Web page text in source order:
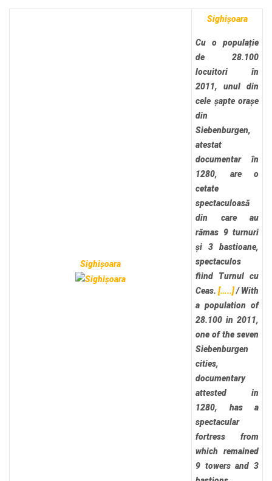
Sighișoara
Sighișoara
Cu o populație
de 28.100
locuitori în
2011, unul din
cele șapte orașe
din
Siebenburgen,
atestat
documentar în
1280, are o
cetate
spectaculoasă
din care au
rămas 9 turnuri
și 3 bastioane,
spectaculos
fiind Turnul cu
Ceas. […..]/With
a population of
28.100 in 2011,
one of the seven
Siebenburgen
cities,
documentary
attested in
1280, has a
spectacular
fortress from
which remained
9 towers and 3